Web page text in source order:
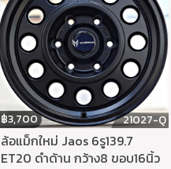
฿3,700 21027-Q
ล้อแม็กใหม่ Jaos 6รู139.7
ET20 ดำด้าน กว้าง8 ขอบ16นิ้ว